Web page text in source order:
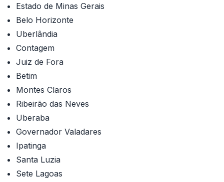
Estado de Minas Gerais
Belo Horizonte
Uberlândia
Contagem
Juiz de Fora
Betim
Montes Claros
Ribeirão das Neves
Uberaba
Governador Valadares
Ipatinga
Santa Luzia
Sete Lagoas